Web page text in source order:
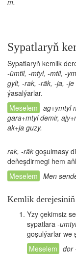
m.
Sypatlaryň
Sypatlaryň kemlik
-ümtil, -mtyl, -mtil, -
gylt, -rak, -räk, -ja, -je
ýasalýarlar.
ag+ymtyl
gara+mtyl demir,
ak+ja guzy.
rak, -räk goşulmasy
deňeşdirmegi hem
Men
Kemlik
Yzy çekimsiz
sypatlara -
goşulýarlar we
dor